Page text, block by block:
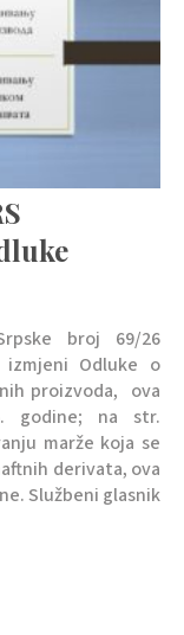
broj 69/26
Odluke o
proizvoda, ova
godine; na str.
marže koja se
derivata, ova
Službeni glasnik